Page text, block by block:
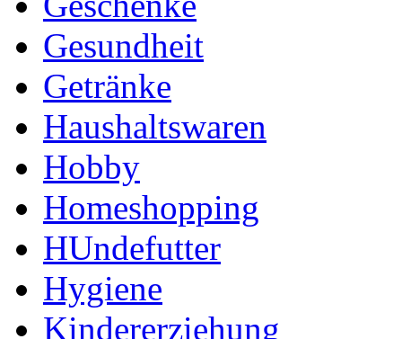
Gesundheit
Getränke
Haushaltswaren
Hobby
Homeshopping
HUndefutter
Hygiene
Kindererziehung